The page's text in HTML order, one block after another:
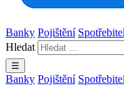
Banky Pojištění Spotřebitel
Hledat
☰
Banky Pojištění Spotřebitel